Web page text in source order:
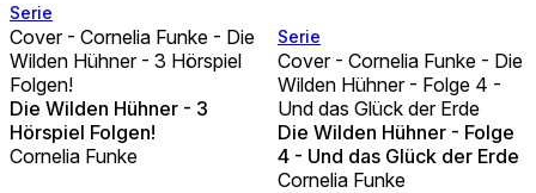
Serie
Cover - Cornelia Funke - Die
Wilden Hühner - 3 Hörspiel
Folgen!
Die Wilden Hühner - 3
Hörspiel Folgen!
Cornelia Funke
Serie
Cover - Cornelia Funke - Die
Wilden Hühner - Folge 4 -
Und das Glück der Erde
Die Wilden Hühner - Folge
4 - Und das Glück der Erde
Cornelia Funke